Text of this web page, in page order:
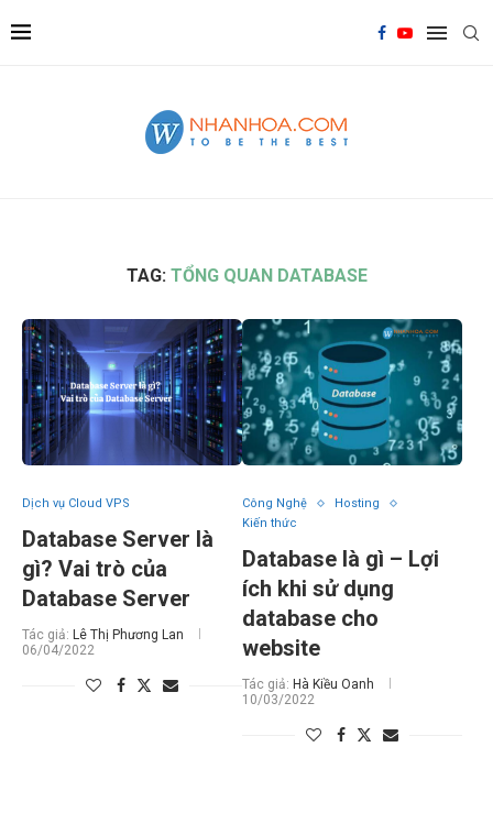
TAG: TỔNG QUAN DATABASE
Dịch vụ Cloud VPS
Database Server là
gì? Vai trò của
Database Server
Tác giả: Lê Thị Phương Lan
06/04/2022
Công Nghệ
Hosting
Kiến thức
Database là gì – Lợi
ích khi sử dụng
database cho
website
Tác giả: Hà Kiều Oanh
10/03/2022